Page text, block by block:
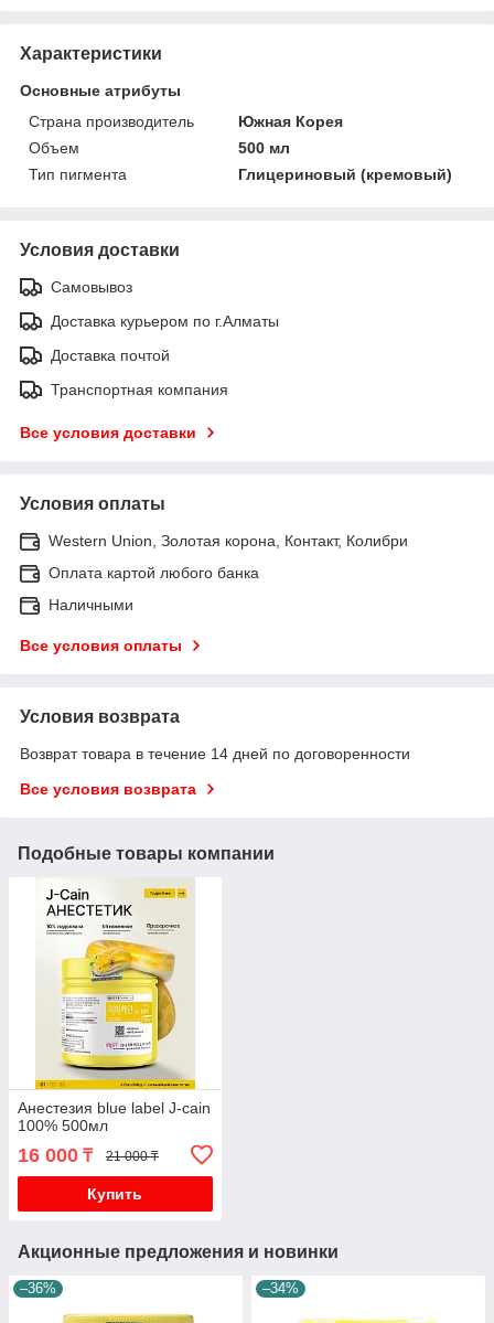
Характеристики
Основные атрибуты
Страна производитель
Южная Корея
Объем
500 мл
Тип пигмента
Глицериновый (кремовый)
Условия доставки
Самовывоз
Доставка курьером по г.Алматы
Доставка почтой
Транспортная компания
Все условия доставки
Условия оплаты
Western Union, Золотая корона, Контакт, Колибри
Оплата картой любого банка
Наличными
Все условия оплаты
Условия возврата
Возврат товара в течение 14 дней по договоренности
Все условия возврата
Подобные товары компании
Анестезия blue label J-cain
100% 500мл
16 000 ₸ 21 000 ₸
Купить
Акционные предложения и новинки
–36% –34%